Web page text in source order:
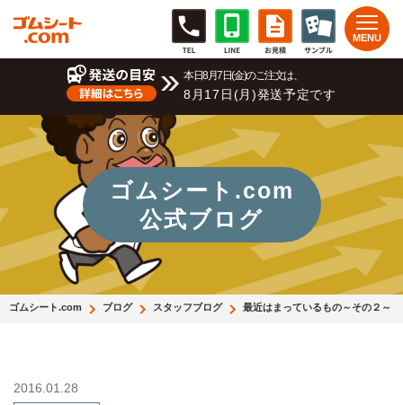
本日8月7日(金)のご注文は、
8月17日(月)発送予定です
ゴムシート.com
公式ブログ
ゴムシート.com ブログ スタッフブログ 最近はまっているもの～その２～
2016.01.28